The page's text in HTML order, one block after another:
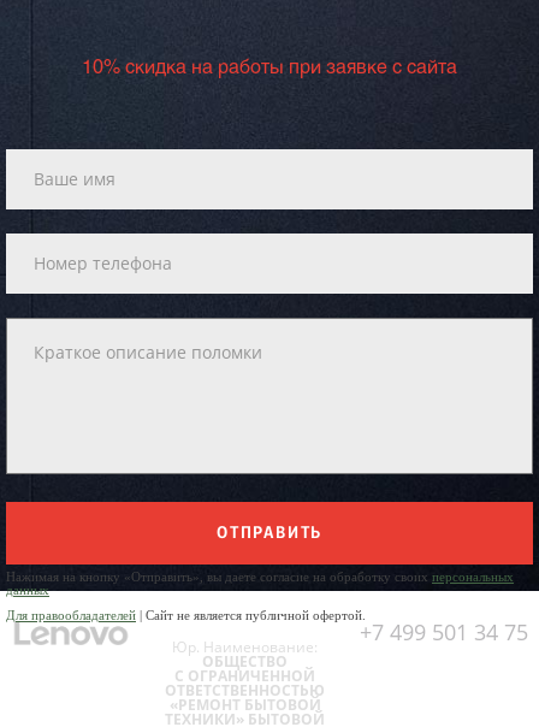
10% скидка на работы при заявке с сайта
ОТПРАВИТЬ
Нажимая на кнопку «Отправить», вы даете согласие на обработку своих персональных
данных
Для правообладателей | Сайт не является публичной офертой.
+7 499 501 34 75
Юр. Наименование:
ОБЩЕСТВО
С ОГРАНИЧЕННОЙ
ОТВЕТСТВЕННОСТЬЮ
«РЕМОНТ БЫТОВОЙ
ТЕХНИКИ» БЫТОВОЙ